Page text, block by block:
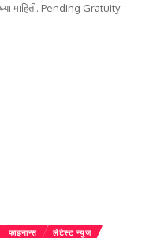
घ्या माहिती. Pending Gratuity
फाइनान्स
लेटेस्ट न्युज